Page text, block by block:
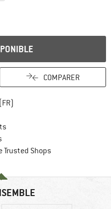
COMPARER
Shops